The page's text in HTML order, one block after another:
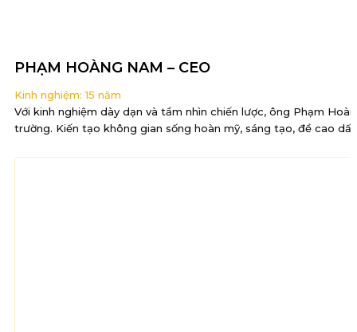
PHẠM HOÀNG NAM – CEO
Kinh nghiệm: 15 năm
Với kinh nghiệm dày dạn và tầm nhìn chiến lược, ông Phạm
trường. Kiến tạo không gian sống hoàn mỹ, sáng tạo, đề cao